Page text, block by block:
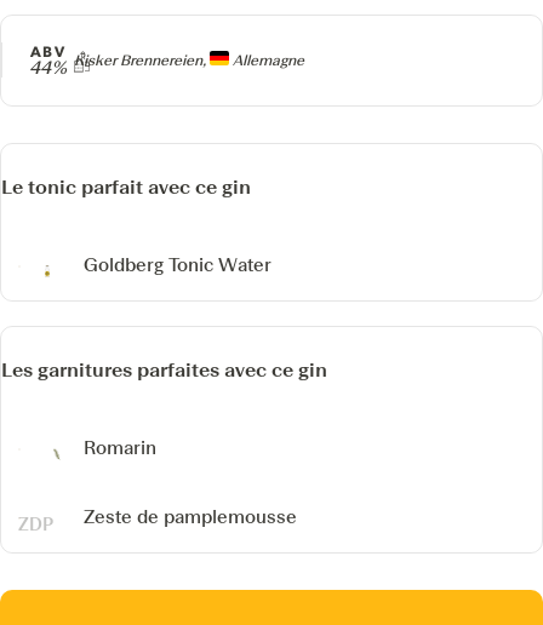
Producteur
Kisker Brennereien, Allemagne
ABV
44%
Le tonic parfait avec ce gin
Goldberg Tonic Water
Les garnitures parfaites avec ce gin
Romarin
Zeste de pamplemousse